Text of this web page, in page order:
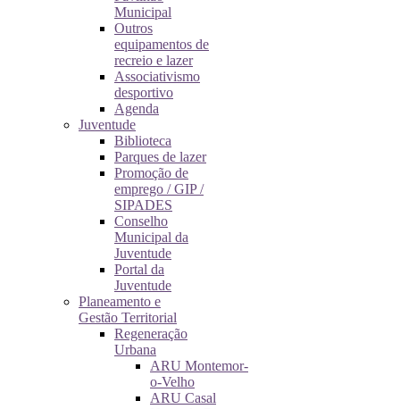
Municipal
Outros
equipamentos de
recreio e lazer
Associativismo
desportivo
Agenda
Juventude
Biblioteca
Parques de lazer
Promoção de
emprego / GIP /
SIPADES
Conselho
Municipal da
Juventude
Portal da
Juventude
Planeamento e
Gestão Territorial
Regeneração
Urbana
ARU Montemor-
o-Velho
ARU Casal